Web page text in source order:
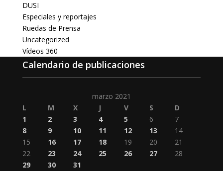
DUSI
Especiales y reportajes
Ruedas de Prensa
Uncategorized
Vídeos 360
Calendario de publicaciones
marzo 2021
L
M X J V S
D
1
2 3 4 5 6
7
8
9 10 11 12 13
14
15
16 17 18 19 20
21
22
23 24 25 26 27
28
29
30
31